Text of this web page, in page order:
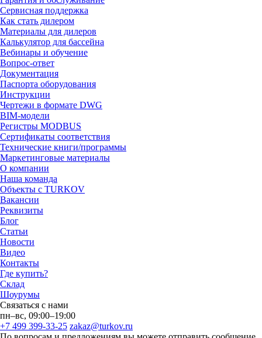
Сервисная поддержка
Как стать дилером
Материалы для дилеров
Калькулятор для бассейна
Вебинары и обучение
Вопрос-ответ
Документация
Паспорта оборудования
Инструкции
Чертежи в формате DWG
BIM-модели
Регистры MODBUS
Сертификаты соответствия
Технические книги/программы
Маркетинговые материалы
О компании
Наша команда
Объекты с TURKOV
Вакансии
Реквизиты
Блог
Статьи
Новости
Видео
Контакты
Где купить?
Склад
Шоурумы
Связаться с нами
пн–вс, 09:00–19:00
+7 499 399-33-25 zakaz@turkov.ru